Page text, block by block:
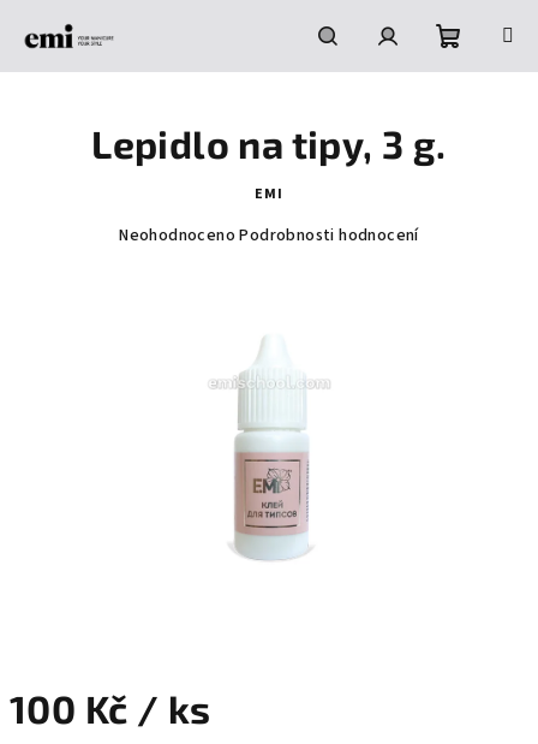
HledatPřihlášeníNákupní
100 Kč / ks
Lepidlo na tipy, 3 g.
EMI
Průměrné
Neohodnoceno Podrobnosti hodnocení